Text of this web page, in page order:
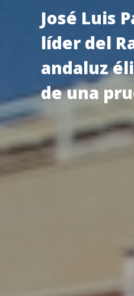
José Luis
líder del
andaluz
de una